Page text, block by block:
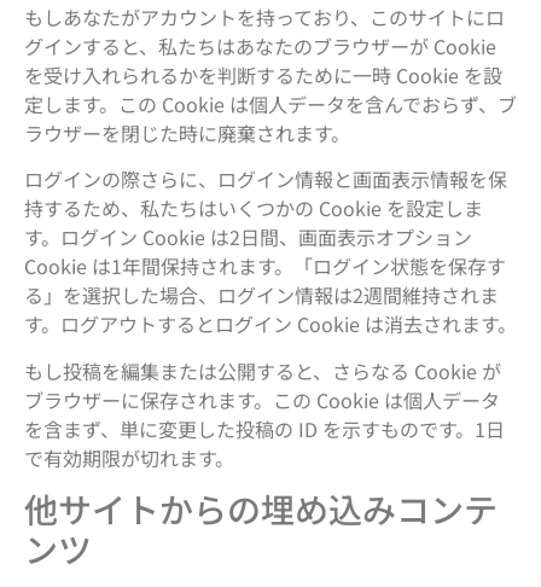
もしあなたがアカウントを持っており、このサイトにロ
グインすると、私たちはあなたのブラウザーが Cookie
を受け入れられるかを判断するために一時 Cookie を設
定します。この Cookie は個人データを含んでおらず、ブ
ラウザーを閉じた時に廃棄されます。
ログインの際さらに、ログイン情報と画面表示情報を保
持するため、私たちはいくつかの Cookie を設定しま
す。ログイン Cookie は2日間、画面表示オプション
Cookie は1年間保持されます。「ログイン状態を保存す
る」を選択した場合、ログイン情報は2週間維持されま
す。ログアウトするとログイン Cookie は消去されます。
もし投稿を編集または公開すると、さらなる Cookie が
ブラウザーに保存されます。この Cookie は個人データ
を含まず、単に変更した投稿の ID を示すものです。1日
で有効期限が切れます。
他サイトからの埋め込みコンテ
ンツ